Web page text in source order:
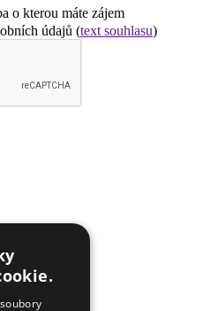
o kterou máte zájem
údajů (text souhlasu)